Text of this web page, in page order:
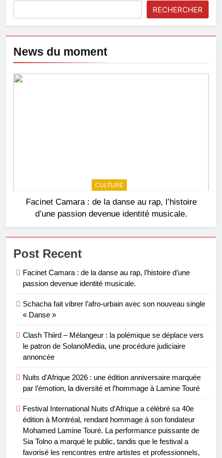
RECHERCHER
News du moment
CULTURE
Facinet Camara : de la danse au rap, l’histoire
d’une passion devenue identité musicale.
Post Recent
Facinet Camara : de la danse au rap, l’histoire d’une
passion devenue identité musicale.
Schacha fait vibrer l’afro-urbain avec son nouveau single
« Danse »
Clash Thiird – Mélangeur : la polémique se déplace vers
le patron de SolanoMedia, une procédure judiciaire
annoncée
Nuits d’Afrique 2026 : une édition anniversaire marquée
par l’émotion, la diversité et l’hommage à Lamine Touré
Festival International Nuits d’Afrique a célébré sa 40e
édition à Montréal, rendant hommage à son fondateur
Mohamed Lamine Touré. La performance puissante de
Sia Tolno a marqué le public, tandis que le festival a
favorisé les rencontres entre artistes et professionnels,